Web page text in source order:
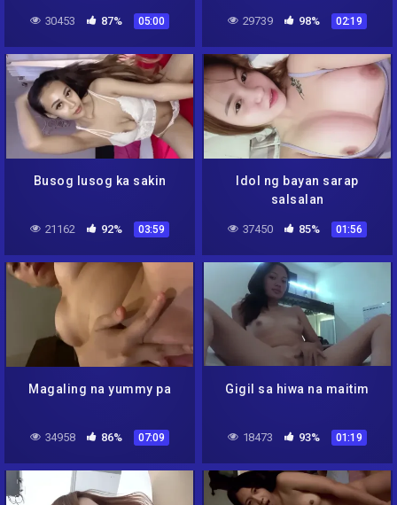
30453 87% 05:00 29739 98% 02:19
Busog lusog ka sakin
21162 92% 03:59
Idol ng bayan sarap
salsalan
37450 85% 01:56
Magaling na yummy pa
34958 86% 07:09
Gigil sa hiwa na maitim
18473 93% 01:19